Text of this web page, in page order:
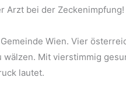
Arzt bei der Zeckenimpfung!
Wien. Vier
wälzen. Mit vierstimmig
lautet.